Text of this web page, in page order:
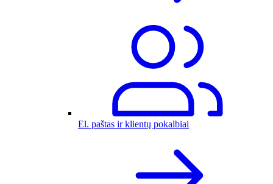
El. paštas ir klientų pokalbiai